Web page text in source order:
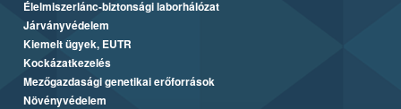
Élelmiszerlánc-biztonsági laborhálózat
Járványvédelem
Kiemelt ügyek, EUTR
Kockázatkezelés
Mezőgazdasági genetikai erőforrások
Növényvédelem